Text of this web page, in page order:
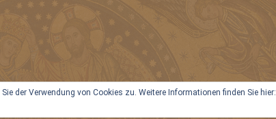
der Verwendung von Cookies zu. Weitere Informationen finden Sie hier: